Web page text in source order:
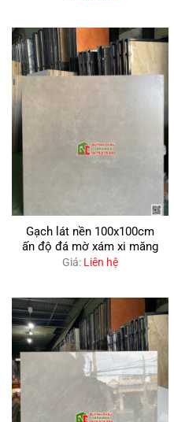
Gạch lát nền 100x100cm
ấn độ đá mờ xám xi măng
Giá: Liên hệ